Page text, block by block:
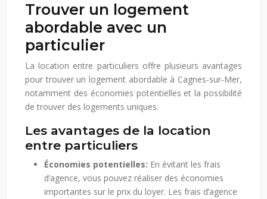
Trouver un logement
abordable avec un
particulier
La location entre particuliers offre plusieurs avantages
pour trouver un logement abordable à Cagnes-sur-Mer,
notamment des économies potentielles et la possibilité
de trouver des logements uniques.
Les avantages de la location
entre particuliers
Économies potentielles: En évitant les frais
d’agence, vous pouvez réaliser des économies
importantes sur le prix du loyer. Les frais d’agence